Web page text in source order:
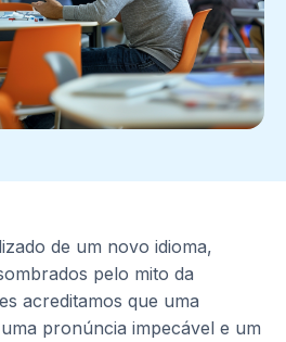
de um novo idioma,
pelo mito da
acreditamos que uma
pronúncia impecável e um